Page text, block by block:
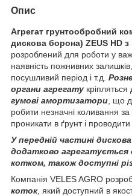
Опис
Агрегат грунтообробний
дискова борона) ZEUS HD з
розроблений для роботи у
наявність пожнивних
посушливий період і т.д.
органи агрегату
гумові амортизатори , що
робити незначні коливання
проникати в ґрунт і
У передній частині
додатково агрегатується
котком, також доступні
Компанія VELES AGRO
коток, який доступний в